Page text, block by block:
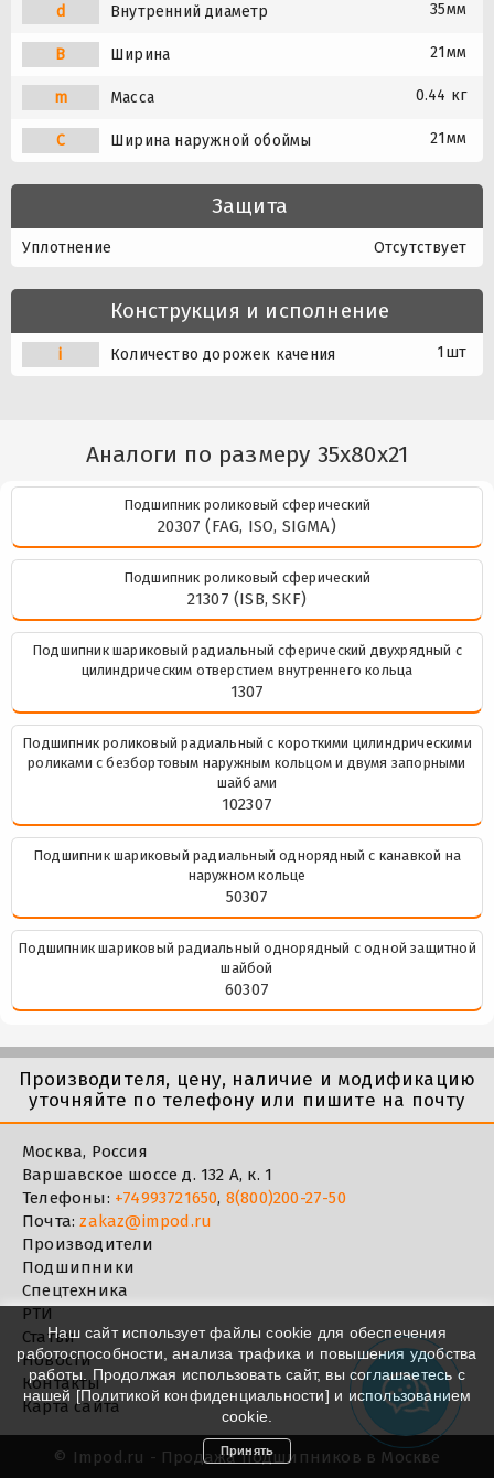
d Внутренний диаметр 35мм
B Ширина 21мм
m Масса 0.44 кг
C Ширина наружной обоймы 21мм
Защита
Уплотнение Отсутствует
Конструкция и исполнение
i Количество дорожек качения 1шт
Аналоги по размеру 35x80x21
Подшипник роликовый сферический
20307 (FAG, ISO, SIGMA)
Подшипник роликовый сферический
21307 (ISB, SKF)
Подшипник шариковый радиальный сферический двухрядный с
цилиндрическим отверстием внутреннего кольца
1307
Подшипник роликовый радиальный с короткими цилиндрическими
роликами с безбортовым наружным кольцом и двумя запорными
шайбами
102307
Подшипник шариковый радиальный однорядный с канавкой на
наружном кольце
50307
Подшипник шариковый радиальный однорядный с одной защитной
шайбой
60307
Производителя, цену, наличие и модификацию
уточняйте по телефону или пишите на почту
Москва, Россия
Варшавское шоссе д. 132 А, к. 1
Телефоны: +74993721650, 8(800)200-27-50
Почта:zakaz@impod.ru
Производители
Подшипники
Спецтехника
РТИ
Статьи
Новости
Контакты
Карта сайта
© Impod.ru - Продажа подшипников в Москве
Наш сайт использует файлы cookie для обеспечения
работоспособности, анализа трафика и повышения удобства
работы. Продолжая использовать сайт, вы соглашаетесь с
нашей [Политикой конфиденциальности] и использованием
cookie.
Принять